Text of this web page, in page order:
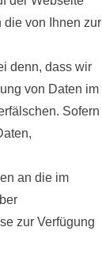
von Ihnen zur
denn, dass wir
von Daten im
Sofern
an die im
zur Verfügung